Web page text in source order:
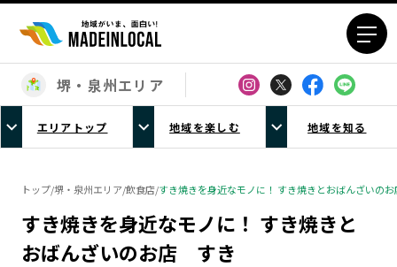
エリアから探す
北海道エリア
青森エリア
秋田エリア
山形エリア
福島エリア
茨城エリア
栃木エリア
群馬エリア
堺・泉州エリア
エリアトップ 地域を楽しむ 地域を知る
トップ/堺・泉州エリア/飲食店/すき焼きを身近なモノに！ すき焼きとおばんざいの
すき焼きを身近なモノに！ すき焼きと
おばんざいのお店 すき